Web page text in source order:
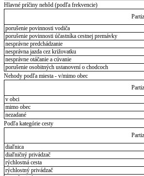
Hlavné príčiny nehôd (podľa frekvencie)
porušenie povinnosti vodiča
porušenie povinnosti účastníka cestnej premávky
nesprávne predchádzanie
nesprávna jazda cez križovatku
nesprávne otáčanie a cúvanie
porušenie osobitných ustanovení o chodcoch
Nehody podľa miesta - v/mimo obec
v obci
mimo obec
nezadané
Podľa kategórie cesty
diaľnica
diaľničný privádzač
rýchlostná cesta
rýchlostný privádzač